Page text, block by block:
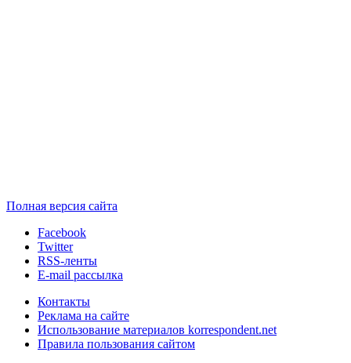
Полная версия сайта
Facebook
Twitter
RSS-ленты
E-mail рассылка
Контакты
Реклама на сайте
Использование материалов korrespondent.net
Правила пользования сайтом